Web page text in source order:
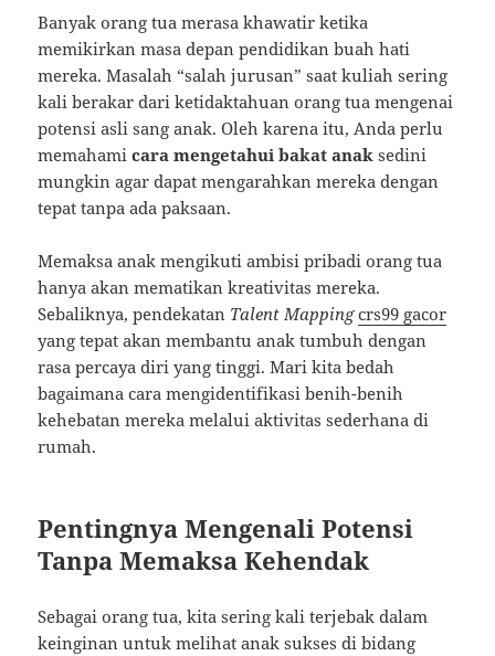
Banyak orang tua merasa khawatir ketika
memikirkan masa depan pendidikan buah hati
mereka. Masalah “salah jurusan” saat kuliah sering
kali berakar dari ketidaktahuan orang tua mengenai
potensi asli sang anak. Oleh karena itu, Anda perlu
memahamicara mengetahui bakat anak sedini
mungkin agar dapat mengarahkan mereka dengan
tepat tanpa ada paksaan.
Memaksa anak mengikuti ambisi pribadi orang tua
hanya akan mematikan kreativitas mereka.
Sebaliknya, pendekatan Talent Mapping crs99 gacor
yang tepat akan membantu anak tumbuh dengan
rasa percaya diri yang tinggi. Mari kita bedah
bagaimana cara mengidentifikasi benih-benih
kehebatan mereka melalui aktivitas sederhana di
rumah.
Pentingnya Mengenali Potensi
Tanpa Memaksa Kehendak
Sebagai orang tua, kita sering kali terjebak dalam
keinginan untuk melihat anak sukses di bidang